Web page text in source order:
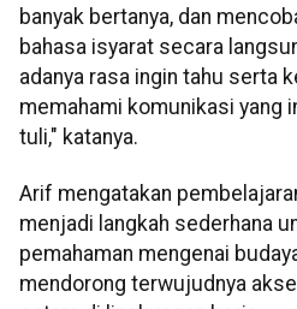
banyak bertanya, dan
bahasa isyarat secara
adanya rasa ingin tahu serta
memahami komunikasi yang
tuli," katanya.
Arif mengatakan
menjadi langkah sederhana
pemahaman mengenai
mendorong terwujudnya